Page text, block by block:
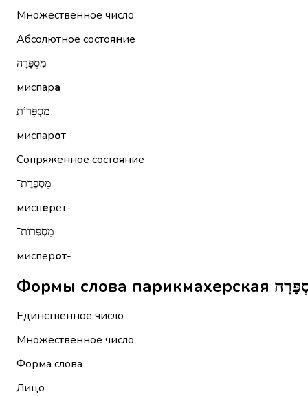
Множественное число
Абсолютное состояние
מִסְפָּרָה
миспара
מִסְפָּרוֹת
миспарот
Сопряженное состояние
מִסְפֶּרֶת־
мисперет-
מִסְפְּרוֹת־
мисперот-
Единственное число
Множественное число
Форма слова
Лицо